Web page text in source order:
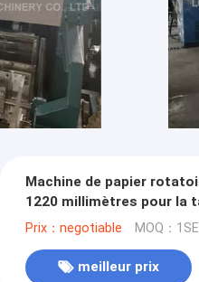
Machine de papier
1220 millimètres pour la
nourriture 200mm
Prix：negotiable MOQ：
meilleur prix